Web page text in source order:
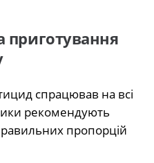
приготування
спрацював на всі
рекомендують
пропорцій